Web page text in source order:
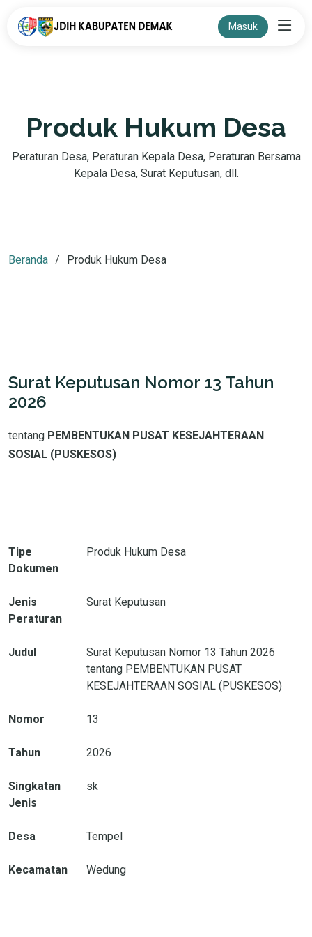
Masuk
Produk Hukum Desa
Peraturan Desa, Peraturan Kepala Desa, Peraturan Bersama
Kepala Desa, Surat Keputusan, dll.
Beranda Produk Hukum Desa
Surat Keputusan Nomor 13 Tahun
2026
tentang PEMBENTUKAN PUSAT KESEJAHTERAAN
SOSIAL (PUSKESOS)
Tipe
Dokumen
Produk Hukum Desa
Jenis
Peraturan
Surat Keputusan
Judul
Surat Keputusan Nomor 13 Tahun 2026
tentang PEMBENTUKAN PUSAT
KESEJAHTERAAN SOSIAL (PUSKESOS)
Nomor 13
Tahun 2026
Singkatan
Jenis
sk
Desa Tempel
Kecamatan Wedung